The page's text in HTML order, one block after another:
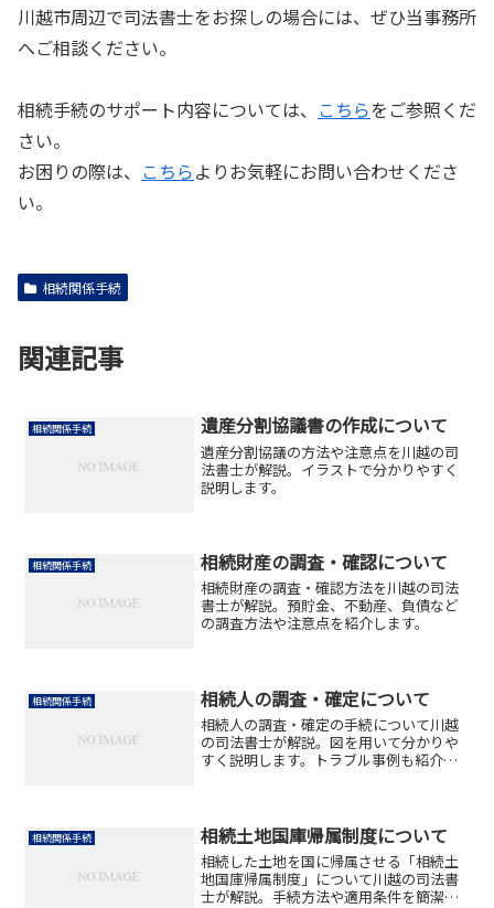
川越市周辺で司法書士をお探しの場合には、ぜひ当事務所
へご相談ください。
相続手続のサポート内容については、 こちらをご参照くだ
さい。
お困りの際は、 こちらよりお気軽にお問い合わせくださ
い。
相続関係手続
関連記事
相続関係手続 遺産分割協議書の作成について
遺産分割協議の方法や注意点を川越の司
法書士が解説。イラストで分かりやすく
説明します。
相続関係手続 相続財産の調査・確認について
相続財産の調査・確認方法を川越の司法
書士が解説。預貯金、不動産、負債など
の調査方法や注意点を紹介します。
相続関係手続 相続人の調査・確定について
相続人の調査・確定の手続について川越
の司法書士が解説。図を用いて分かりや
すく説明します。トラブル事例も紹介し
相続関係手続 相続土地国庫帰属制度について
相続した土地を国に帰属させる「相続土
地国庫帰属制度」について川越の司法書
士が解説。手続方法や適用条件を簡潔に